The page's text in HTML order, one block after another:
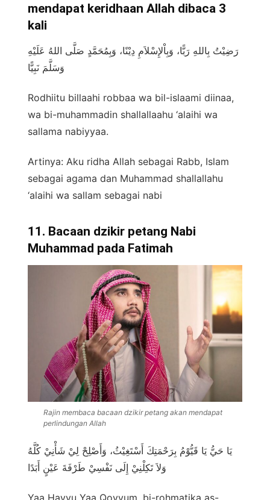
mendapat keridhaan Allah dibaca 3
kali
رَضِيْتُ بِاللهِ رَبًّا، وَبِاْلإِسْلاَمِ دِيْنًا، وَبِمُحَمَّدٍ صَلَّى اللهُ عَلَيْهِ
وَسَلَّمَ نَبِيًّا
Rodhiitu billaahi robbaa wa bil-islaami diinaa,
wa bi-muhammadin shallallaahu ‘alaihi wa
sallama nabiyyaa.
Artinya: Aku ridha Allah sebagai Rabb, Islam
sebagai agama dan Muhammad shallallahu
‘alaihi wa sallam sebagai nabi
11. Bacaan dzikir petang Nabi
Muhammad pada Fatimah
Rajin membaca bacaan dzikir petang akan mendapat
perlindungan Allah
يَا حَيُّ يَا قَيُّوْمُ بِرَحْمَتِكَ أَسْتَغِيْثُ، وَأَصْلِحْ لِيْ شَأْنِيْ كُلَّهُ
وَلاَ تَكِلْنِيْ إِلَى نَفْسِيْ طَرْفَةَ عَيْنٍ أَبَدًا